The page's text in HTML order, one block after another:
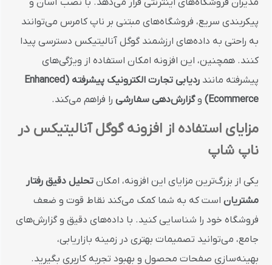
مدیران فروشگاه‌های اینترنتی قرار می‌دهد. با نصب آسان و
پیکربندی سریع، فروشگاه‌های مبتنی بر ناپ کامرس می‌توانند
به راحتی به داده‌های ارزشمند گوگل آنالیتیکس دسترسی پیدا
کنند. همچنین، این افزونه امکان استفاده از ویژگی‌های
پیشرفته مانند
ردیابی تجارت الکترونیک پیشرفته (Enhanced
Ecommerce) وگزارش‌دهی سفارشی را فراهم می‌کند.
مزایای استفاده از افزونه گوگل آنالیتیکس در
ناپ شاپ
یکی از بزرگ‌ترین مزایای این افزونه، امکان تحلیل دقیق رفتار
مشتریان است که به شما کمک می‌کند نقاط قوت و ضعف
فروشگاه خود را شناسایی کنید. با داده‌های دقیق و گزارش‌های
جامع، می‌توانید تصمیمات بهتری در زمینه بازاریابی،
بهینه‌سازی صفحات محصول و بهبود تجربه کاربری بگیرید.